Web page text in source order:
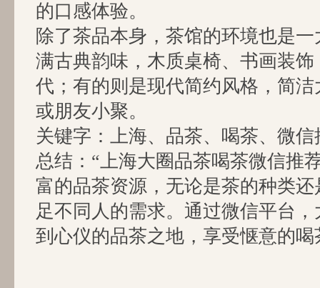
的口感体验。
除了茶品本身，茶馆的环境也是
满古典韵味，木质桌椅、书画装
代；有的则是现代简约风格，简
或朋友小聚。
关键字：上海、品茶、喝茶、微
总结：“上海大圈品茶喝茶微信推
富的品茶资源，无论是茶的种类
足不同人的需求。通过微信平台
到心仪的品茶之地，享受惬意的喝